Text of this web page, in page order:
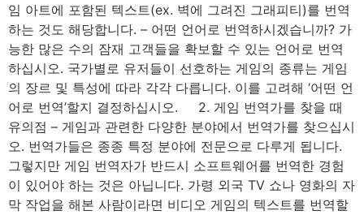
임 아트에 포함된 텍스트(ex. 벽에 그려진 그래피티)를 번역
하는 것도 해당합니다. – 어떤 언어로 번역하시겠습니까? 가
능한 많은 수의 잠재 고객들을 확보할 수 있는 언어로 번역
하십시오. 국가별로 유저들이 선호하는 게임의 종류는 게임
의 장르 및 특성에 따라 각각 다릅니다. 이를 고려해 ‘어떤 언
어로 번역’할지 결정하십시오. 2. 게임 번역가를 찾을 때
유의점 – 게임과 관련한 다양한 분야에서 번역가를 찾으십시
오. 번역가들은 종종 특정 분야에 전문으로 다루게 됩니다.
그렇지만 게임 번역자가 반드시 소프트웨어를 번역한 경험
이 있어야 하는 것은 아닙니다. 가령 외국 TV 쇼나 영화의 자
막 작업을 해본 사람이라면 비디오 게임의 텍스트를 번역할